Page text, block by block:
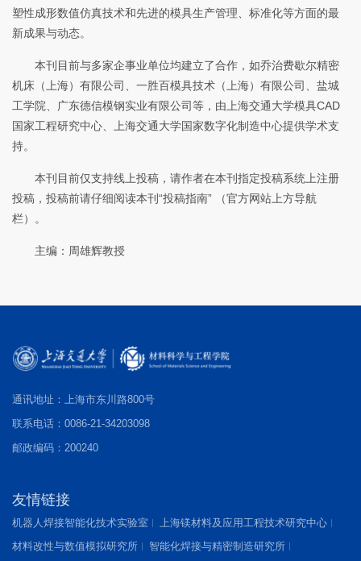
塑性成形数值仿真技术和先进的模具生产管理、标准化等方面的最
新成果与动态。
本刊目前与多家企事业单位均建立了合作，如乔治费歇尔精密
机床（上海）有限公司、一胜百模具技术（上海）有限公司、盐城
工学院、广东德信模钢实业有限公司等，由上海交通大学模具CAD
国家工程研究中心、上海交通大学国家数字化制造中心提供学术支
持。
本刊目前仅支持线上投稿，请作者在本刊指定投稿系统上注册
投稿，投稿前请仔细阅读本刊“投稿指南” （官方网站上方导航
栏）。
主编：周雄辉教授
通讯地址：上海市东川路800号
联系电话：0086-21-34203098
邮政编码：200240
友情链接
机器人焊接智能化技术实验室
上海镁材料及应用工程技术研究中心
材料改性与数值模拟研究所
智能化焊接与精密制造研究所